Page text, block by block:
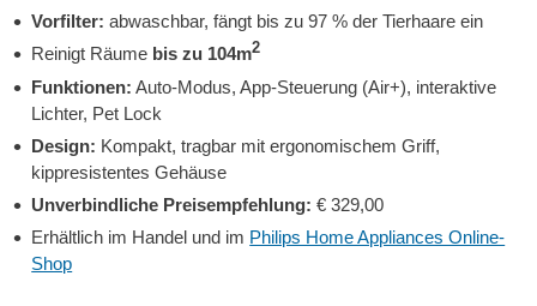
Vorfilter:abwaschbar, fängt bis zu 97 % der Tierhaare ein
Reinigt Räume bis zu 104m2
Funktionen: Auto-Modus, App-Steuerung (Air+), interaktive
Lichter, Pet Lock
Design: Kompakt, tragbar mit ergonomischem Griff,
kippresistentes Gehäuse
Unverbindliche Preisempfehlung: € 329,00
Erhältlich im Handel und im Philips Home Appliances Online-
Shop